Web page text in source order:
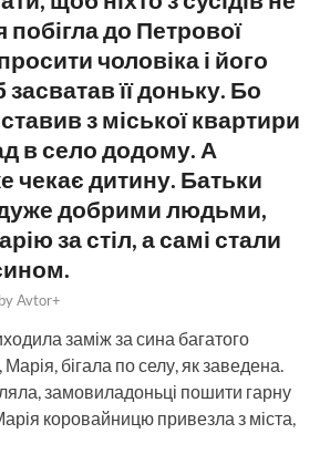
побігла до Петрової
чоловіка і його
її доньку. Бо
з міської квартири
в село додому. А
чекає дитину. Батьки
добрими людьми,
за стіл, а самі стали
byAvtor+
заміж за сина багатого
бігала по селу, як заведена.
замовиладоньці пошити гарну
коровайницю привезла з міста,